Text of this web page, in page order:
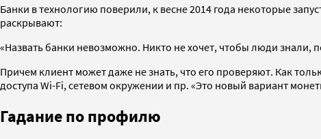
Банки в технологию поверили, к весне 2014 года некоторые
раскрывают:
«Назвать банки невозможно. Никто не хочет, чтобы люди
Причем клиент может даже не знать, что его проверяют. Как
доступа Wi-Fi, сетевом окружении и пр. «Это новый вариант
Гадание по профилю